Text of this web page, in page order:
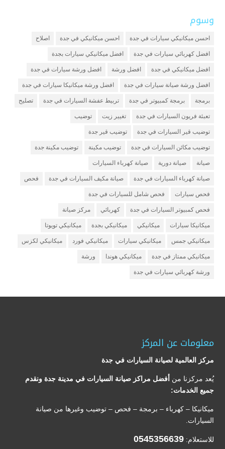
وسوم
احسن ميكانيكي سيارات في جدة احسن ميكانيكي في جدة اصلاح
افضل كهربائي سيارات في جدة افضل ميكانيكي سيارات بجدة
افضل ميكانيكي في جدة افضل ورشة افضل ورشة سيارات في جدة
افضل ورشة صيانة سيارات في جدة افضل ورشة ميكانيكا سيارات في جدة
برمجة برمجة كمبيوتر في جدة تربيط عفشة السيارات في جدة تصليح
تعبئة فريون السيارات في جدة تغيير زيت توضيب
توضيب قير السيارات في جدة توضيب قير جدة
توضيب مكائن السيارات في جدة توضيب مكينة توضيب مكينة جدة
صيانة صيانة دورية صيانة كهرباء السيارات
صيانة كهرباء السيارات في جدة صيانة مكيف السيارات في جدة فحص
فحص سيارات فحص شامل للسيارات في جدة
فحص كمبيوتر السيارات في جدة كهربائي مركز صيانة
ميكانيكا سيارات ميكانيكي ميكانيكي بجدة ميكانيكي تويوتا
ميكانيكي جمس ميكانيكي سيارات ميكانيكي فورد ميكانيكي لكزس
ميكانيكي ممتاز في جدة ميكانيكي هوندا ورشة
ورشة كهربائي سيارات في جدة
معلومات عن المركز
مركز العالمية لصيانة السيارات في جدة
يُعد مركزنا من أفضل مراكز صيانة السيارات في مدينة جدة ونقدم
جميع الخدمات:
ميكانيكا – كهرباء – برمجة – فحص – توضيب وغيرها من صيانة
السيارات.
للاستعلام: 0545356639